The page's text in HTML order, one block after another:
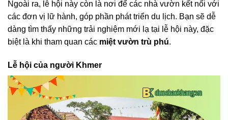
Ngoài ra, lễ hội này còn là nơi để các nhà vườn kết nối với
các đơn vị lữ hành, góp phần phát triển du lịch. Bạn sẽ dễ
dàng tìm thấy những trải nghiệm mới lạ tại lễ hội này, đặc
biệt là khi tham quan các miệt vườn trù phú.
Lễ hội của người Khmer